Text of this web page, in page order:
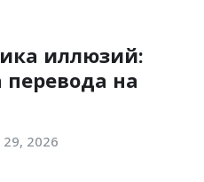
иллюзий:
на
2026